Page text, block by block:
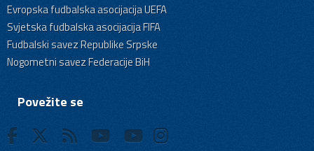
Evropska fudbalska asocijacija UEFA
Svjetska fudbalska asocijacija FIFA
Fudbalski savez Republike Srpske
Nogometni savez Federacije BiH
Povežite se